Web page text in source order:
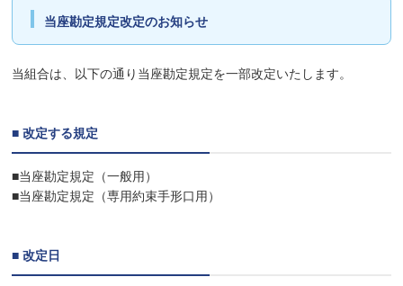
当座勘定規定改定のお知らせ
当組合は、以下の通り当座勘定規定を一部改定いたします。
■改定する規定
■当座勘定規定（一般用）
■当座勘定規定（専用約束手形口用）
■改定日